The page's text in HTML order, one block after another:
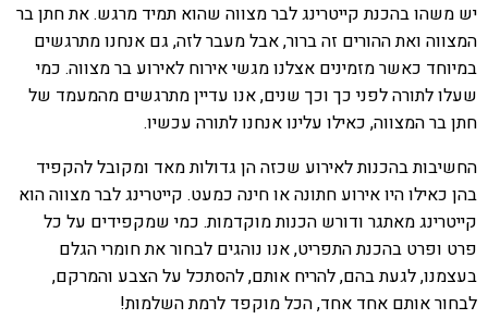
יש משהו בהכנת קייטרינג לבר מצווה שהוא תמיד מרגש. את חתן בר
המצווה ואת ההורים זה ברור, אבל מעבר לזה, גם אנחנו מתרגשים
במיוחד כאשר מזמינים אצלנו מגשי אירוח לאירוע בר מצווה. כמי
שעלו לתורה לפני כך וכך שנים, אנו עדיין מתרגשים מהמעמד של
חתן בר המצווה, כאילו עלינו אנחנו לתורה עכשיו.
החשיבות בהכנות לאירוע שכזה הן גדולות מאד ומקובל להקפיד
בהן כאילו היו אירוע חתונה או חינה כמעט. קייטרינג לבר מצווה הוא
קייטרינג מאתגר ודורש הכנות מוקדמות. כמי שמקפידים על כל
פרט ופרט בהכנת התפריט, אנו נוהגים לבחור את חומרי הגלם
בעצמנו, לגעת בהם, להריח אותם, להסתכל על הצבע והמרקם,
לבחור אותם אחד אחד, הכל מוקפד לרמת השלמות!